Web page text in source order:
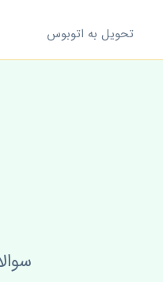
تحویل به اتوبوس